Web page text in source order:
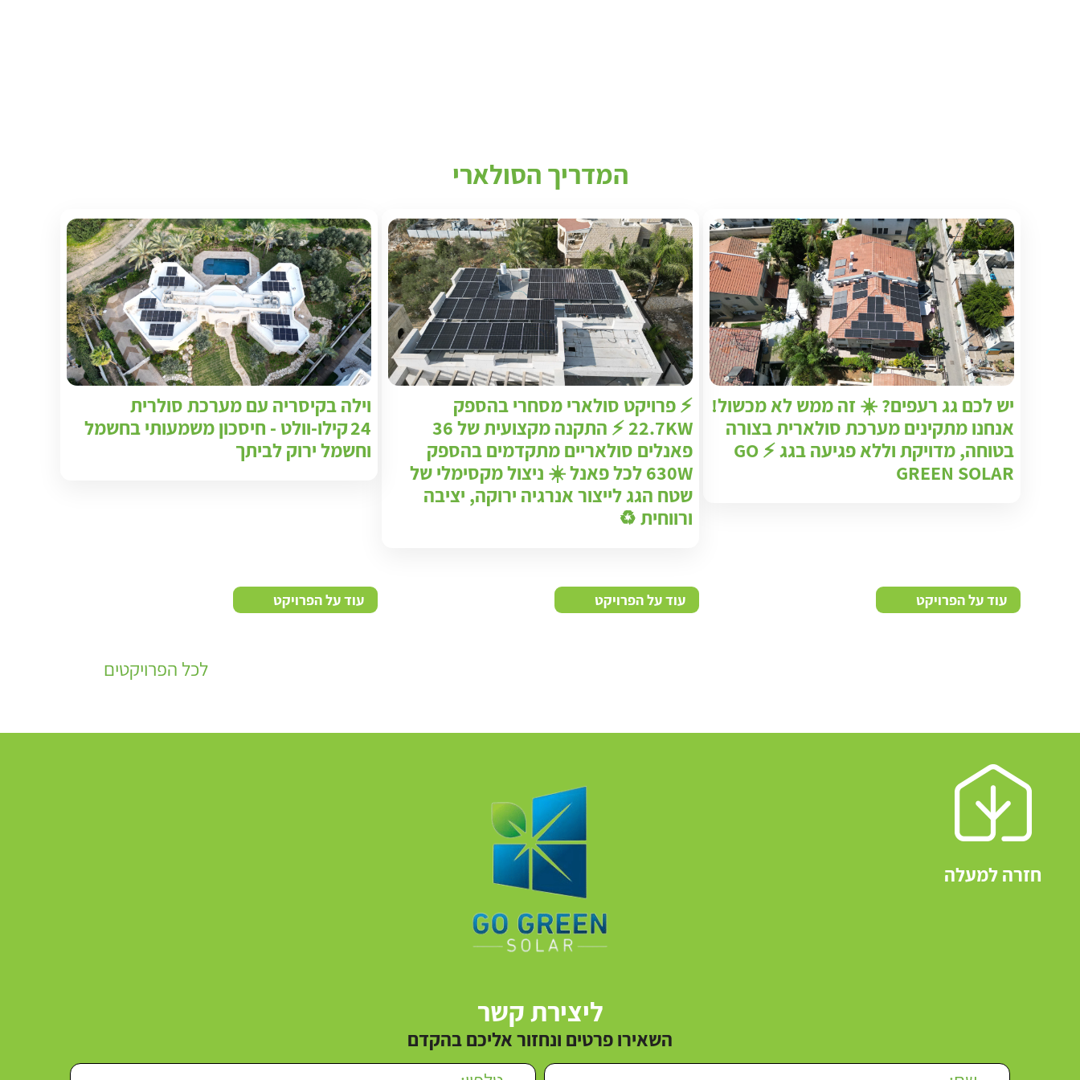
המדריך הסולארי
יש לכם גג רעפים? ☀️ זה ממש לא מכשול!
אנחנו מתקינים מערכת סולארית בצורה
בטוחה, מדויקת וללא פגיעה בגג ⚡ GO
GREEN SOLAR
עוד על הפרויקט
⚡ פרויקט סולארי מסחרי בהספק
22.7KW ⚡ התקנה מקצועית של 36
פאנלים סולאריים מתקדמים בהספק
630W לכל פאנל ☀️ ניצול מקסימלי של
שטח הגג לייצור אנרגיה ירוקה, יציבה
ורווחית ♻️
עוד על הפרויקט
וילה בקיסריה עם מערכת סולרית
24 קילו‑וולט - חיסכון משמעותי בחשמל
וחשמל ירוק לביתך
עוד על הפרויקט
לכל הפרויקטים
חזרה למעלה
ליצירת קשר
השאירו פרטים ונחזור אליכם בהקדם